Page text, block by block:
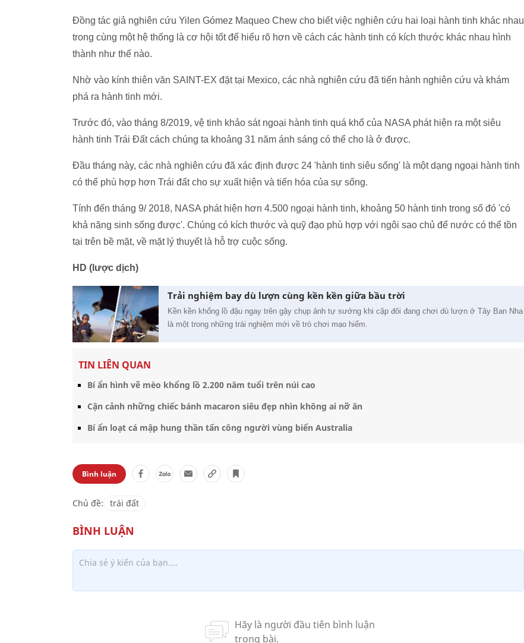
Đồng tác giả nghiên cứu Yilen Gómez Maqueo Chew cho biết việc nghiên cứu hai loại hành tinh khác nhau
trong cùng một hệ thống là cơ hội tốt để hiểu rõ hơn về cách các hành tinh có kích thước khác nhau hình
thành như thế nào.
Nhờ vào kính thiên văn SAINT-EX đặt tại Mexico, các nhà nghiên cứu đã tiến hành nghiên cứu và khám
phá ra hành tinh mới.
Trước đó, vào tháng 8/2019, vệ tinh khảo sát ngoại hành tinh quá khổ của NASA phát hiện ra một siêu
hành tinh Trái Đất cách chúng ta khoảng 31 năm ánh sáng có thể cho là ở được.
Đầu tháng này, các nhà nghiên cứu đã xác định được 24 'hành tinh siêu sống' là một dạng ngoại hành tinh
có thể phù hợp hơn Trái đất cho sự xuất hiện và tiến hóa của sự sống.
Tính đến tháng 9/ 2018, NASA phát hiện hơn 4.500 ngoại hành tinh, khoảng 50 hành tinh trong số đó 'có
khả năng sinh sống được'. Chúng có kích thước và quỹ đạo phù hợp với ngôi sao chủ để nước có thể tồn
tại trên bề mặt, về mặt lý thuyết là hỗ trợ cuộc sống.
HD (lược dịch)
Trải nghiệm bay dù lượn cùng kền kền giữa bầu trời
Kền kền khổng lồ đậu ngay trên gậy chụp ảnh tự sướng khi cặp đôi đang chơi dù lượn ở Tây Ban Nha
là một trong những trái nghiệm mới về trò chơi mạo hiểm.
TIN LIÊN QUAN
Bí ẩn hình vẽ mèo khổng lồ 2.200 năm tuổi trên núi cao
Cận cảnh những chiếc bánh macaron siêu đẹp nhìn không ai nỡ ăn
Bí ẩn loạt cá mập hung thần tấn công người vùng biển Australia
Bình luận
Chủ đề: trái đất